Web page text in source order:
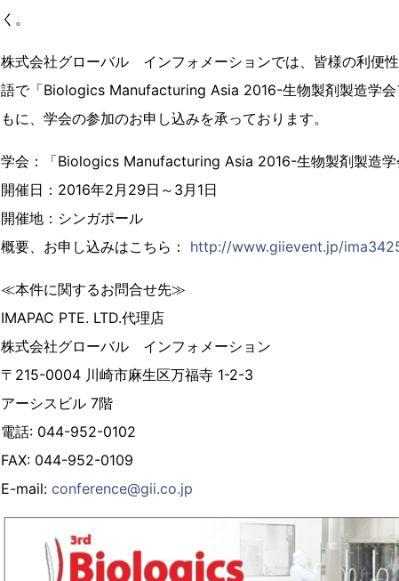
く。
株式会社グローバル インフォメーションでは、皆様の利便
語で「Biologics Manufacturing Asia 2016-生物製剤製造学会
もに、学会の参加のお申し込みを承っております。
学会：「Biologics Manufacturing Asia 2016-生物製剤製造学
開催日：2016年2月29日～3月1日
開催地：シンガポール
概要、お申し込みはこちら： http://www.giievent.jp/
≪本件に関するお問合せ先≫
IMAPAC PTE. LTD.代理店
株式会社グローバル インフォメーション
〒215-0004 川崎市麻生区万福寺 1-2-3
アーシスビル 7階
電話: 044-952-0102
FAX: 044-952-0109
E-mail: conference@gii.co.jp